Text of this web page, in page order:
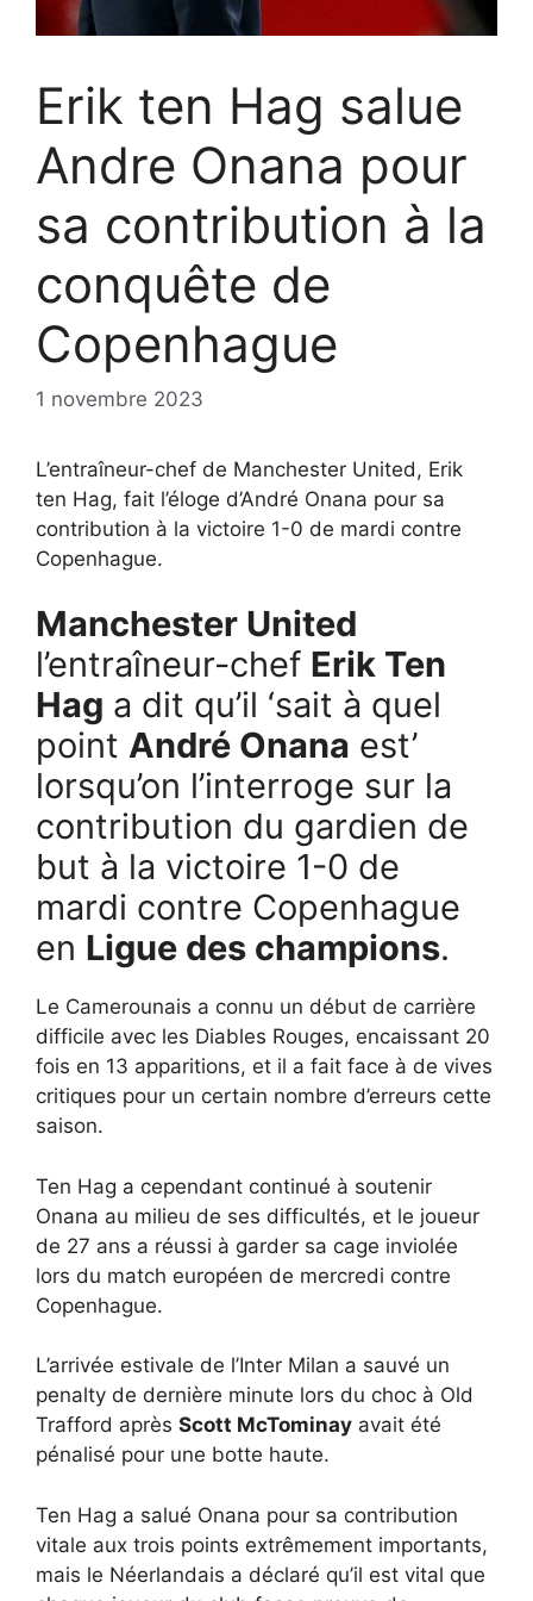
Erik ten Hag salue
Andre Onana pour
sa contribution à la
conquête de
Copenhague
1 novembre 2023
L’entraîneur-chef de Manchester United, Erik
ten Hag, fait l’éloge d’André Onana pour sa
contribution à la victoire 1-0 de mardi contre
Copenhague.
Manchester United
l’entraîneur-chef Erik Ten
Hag a dit qu’il ‘sait à quel
point André Onana est’
lorsqu’on l’interroge sur la
contribution du gardien de
but à la victoire 1-0 de
mardi contre Copenhague
en Ligue des champions.
Le Camerounais a connu un début de carrière
difficile avec les Diables Rouges, encaissant 20
fois en 13 apparitions, et il a fait face à de vives
critiques pour un certain nombre d’erreurs cette
saison.
Ten Hag a cependant continué à soutenir
Onana au milieu de ses difficultés, et le joueur
de 27 ans a réussi à garder sa cage inviolée
lors du match européen de mercredi contre
Copenhague.
L’arrivée estivale de l’Inter Milan a sauvé un
penalty de dernière minute lors du choc à Old
Trafford après Scott McTominay avait été
pénalisé pour une botte haute.
Ten Hag a salué Onana pour sa contribution
vitale aux trois points extrêmement importants,
mais le Néerlandais a déclaré qu’il est vital que